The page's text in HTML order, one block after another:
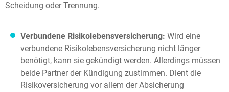
Scheidung oder Trennung.
Verbundene Risikolebensversicherung: Wird eine
verbundene Risikolebensversicherung nicht länger
benötigt, kann sie gekündigt werden. Allerdings müssen
beide Partner der Kündigung zustimmen. Dient die
Risikoversicherung vor allem der Absicherung